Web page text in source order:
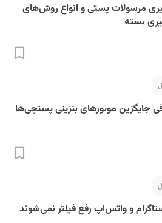
مرسولات پستی و انواع روش‌های
بسته
برقی جایگزین موتورهای بنزینی پستچی‌ها
و واتس‌اپ رفع فیلتر نمی‌شوند